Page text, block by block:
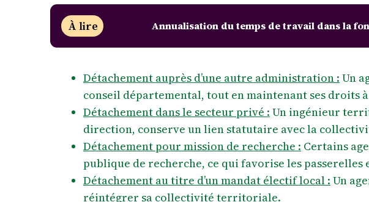
À lire Annualisation du temps de travail dans la
Détachement auprès d’une autre administration : Un
conseil départemental, tout en maintenant ses droits
Détachement dans le secteur privé : Un ingénieur
direction, conserve un lien statutaire avec la
Détachement pour mission de recherche : Certains
publique de recherche, ce qui favorise les
Détachement au titre d’un mandat électif local : Un
réintégrer sa collectivité territoriale.